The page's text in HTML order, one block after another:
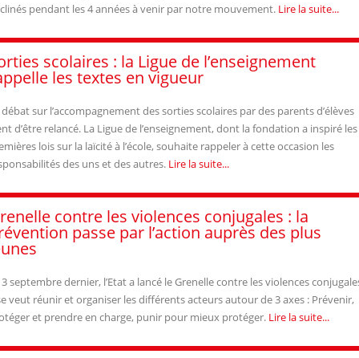
pendant les 4 années à venir par notre mouvement. Lire la suite...
scolaires : la Ligue de l’enseignement
les textes en vigueur
sur l’accompagnement des sorties scolaires par des parents d’élèves
d’être relancé. La Ligue de l’enseignement, dont la fondation a inspiré les
lois sur la laïcité à l’école, souhaite rappeler à cette occasion les
des uns et des autres. Lire la suite...
contre les violences conjugales : la
passe par l’action auprès des plus
septembre dernier, l’Etat a lancé le Grenelle contre les violences
veut réunir et organiser les différents acteurs autour de 3 axes : Prévenir,
et prendre en charge, punir pour mieux protéger. Lire la suite...